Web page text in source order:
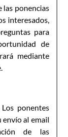
las ponencias
interesados,
para
de
mediante
ponentes
envío al email
de las